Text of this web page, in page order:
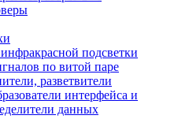
подсветки
по витой паре
разветвители
интерфейса и
данных